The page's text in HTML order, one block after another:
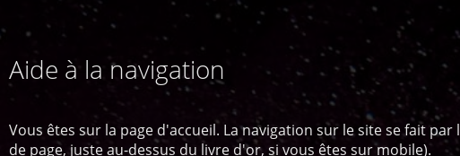
Aide à la navigation
Vous êtes sur la page d'accueil. La navigation sur le site se fait par
de page, juste au-dessus du livre d'or, si vous êtes sur mobile).